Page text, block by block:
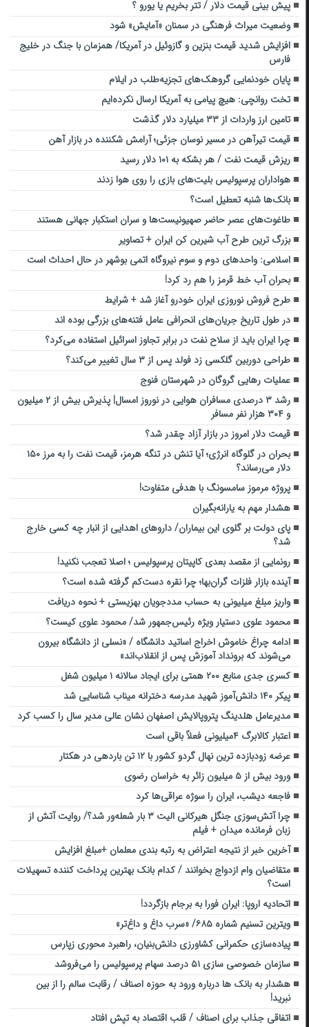
پیش بینی قیمت دلار / تتر بخریم یا یورو ؟
وضعیت میراث فرهنگی در سمنان «آمایش» شود
افزایش شدید قیمت بنزین و گازوئیل در آمریکا/ همزمان با جنگ در خلیج
فارس
پایان خودنمایی گروهک‌های تجزیه‌طلب در ایلام
تخت روانچی: هیچ پیامی به آمریکا ارسال نکرده‌ایم
تامین ارز واردات از ۳۳ میلیارد دلار گذشت
قیمت تیرآهن در مسیر نوسان جزئی؛ آرامش شکننده در بازار آهن
ریزش قیمت نفت / هر بشکه به ۱۰۱ دلار رسید
هواداران پرسپولیس بلیت‌های بازی را روی هوا زدند
بانک‌ها شنبه تعطیل است؟
طاغوت‌های عصر حاضر صهیونیست‌ها و سران استکبار جهانی هستند
بزرگ ترین طرح آب شیرین کن ایران + تصاویر
اسلامی: واحدهای دوم و سوم نیروگاه اتمی بوشهر در حال احداث است
بحران آب خط قرمز را هم رد کرد!
طرح فروش نوروزی ایران خودرو آغاز شد + شرایط
در طول تاریخ جریان‌های انحرافی عامل فتنه‌های بزرگی بوده اند
چرا ایران باید از سلاح نفت در برابر تجاوز اسرائیل استفاده می‌کرد؟
طراحی دوربین گلکسی زد فولد پس از ۳ سال تغییر می‌کند؟
عملیات رهایی گروگان در شهرستان فنوج
رشد ۳ درصدی مسافران هوایی در نوروز امسال| پذیرش بیش از ۲ میلیون
و ۳۰۴ هزار نفر مسافر
قیمت دلار امروز در بازار آزاد چقدر شد؟
بحران در گلوگاه انرژی؛ آیا تنش در تنگه هرمز، قیمت نفت را به مرز ۱۵۰
دلار می‌رساند؟
پروژه مرموز سامسونگ با هدفی متفاوت!
هشدار مهم به یارانه‌بگیران
پای دولت بر گلوی این بیماران/ داروهای اهدایی از انبار چه کسی خارج
شد؟
رونمایی از مقصد بعدی کاپیتان پرسپولیس ؛ اصلا تعجب نکنید!
آینده بازار فلزات گران‌بها؛ چرا نقره دست‌کم گرفته شده است؟
واریز مبلغ میلیونی به حساب مددجویان بهزیستی + نحوه دریافت
محمود علوی دستیار ویژه رئیس‌جمهور شد/ محمود علوی کیست؟
ادامه چراغ خاموش اخراج اساتید دانشگاه / «نسلی از دانشگاه بیرون
می‌شوند که برونداد آموزش پس از انقلاب‌اند»
کسری جدی منابع ۲۰۰ همتی برای ایجاد سالانه ۱ میلیون شغل
پیکر ۱۴۰ دانش‌آموز شهید مدرسه دخترانه میناب شناسایی شد‌
مدیرعامل هلدینگ پتروپالایش اصفهان نشان عالی مدیر سال را کسب کرد
اعتبار کالابرگ ۴میلیونی فعلاً باقی است
عرضه زودبازده ترین نهال گردو کشور با ۱۲ تن باردهی در هکتار
ورود بیش از ۵ میلیون زائر به خراسان رضوی
فاجعه دیشب، ایران را سوژه عراقی‌ها کرد
چرا آتش‌سوزی جنگل هیرکانی الیت ۳ بار‌ شعله‌ور شد؟/ روایت آتش از
زبان فرمانده میدان + فیلم
آخرین خبر از نتیجه اعتراض به رتبه بندی معلمان +مبلغ افزایش
متقاضیان وام ازدواج بخوانند / کدام بانک بهترین پرداخت کننده تسهیلات
است؟
اتحادیه اروپا: ایران فورا به برجام بازگردد!
ویترین تسنیم شماره ۶۸۵/ «سرب داغ و داغ‌تر»
پیاده‌سازی حکمرانی کشاورزی دانش‌بنیان، راهبرد محوری زپارس
سازمان خصوصی سازی ۵۱ درصد سهام پرسپولیس را می‌فروشد
هشدار به بانک ها درباره ورود به حوزه اصناف / رقابت سالم را از بین
نبرید!
اتفاقی جذاب برای اصناف / قلب اقتصاد به تپش افتاد